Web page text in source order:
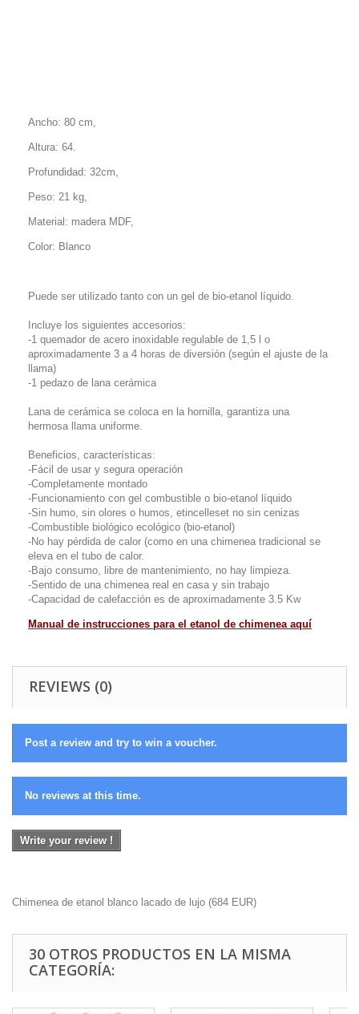
Ancho: 80 cm,
Altura: 64.
Profundidad: 32cm,
Peso: 21 kg,
Material: madera MDF,
Color: Blanco
Puede ser utilizado tanto con un gel de bio-etanol líquido.
Incluye los siguientes accesorios:
-1 quemador de acero inoxidable regulable de 1,5 l o
aproximadamente 3 a 4 horas de diversión (según el ajuste de la
llama)
-1 pedazo de lana cerámica
Lana de cerámica se coloca en la hornilla, garantiza una
hermosa llama uniforme.
Beneficios, características:
-Fácil de usar y segura operación
-Completamente montado
-Funcionamiento con gel combustible o bio-etanol líquido
-Sin humo, sin olores o humos, etincelleset no sin cenizas
-Combustible biológico ecológico (bio-etanol)
-No hay pérdida de calor (como en una chimenea tradicional se
eleva en el tubo de calor.
-Bajo consumo, libre de mantenimiento, no hay limpieza.
-Sentido de una chimenea real en casa y sin trabajo
-Capacidad de calefacción es de aproximadamente 3.5 Kw
Manual de instrucciones para el etanol de chimenea aquí
REVIEWS (0)
Post a review and try to win a voucher.
No reviews at this time.
Write your review !
Chimenea de etanol blanco lacado de lujo (684 EUR)
30 OTROS PRODUCTOS EN LA MISMA
CATEGORÍA: